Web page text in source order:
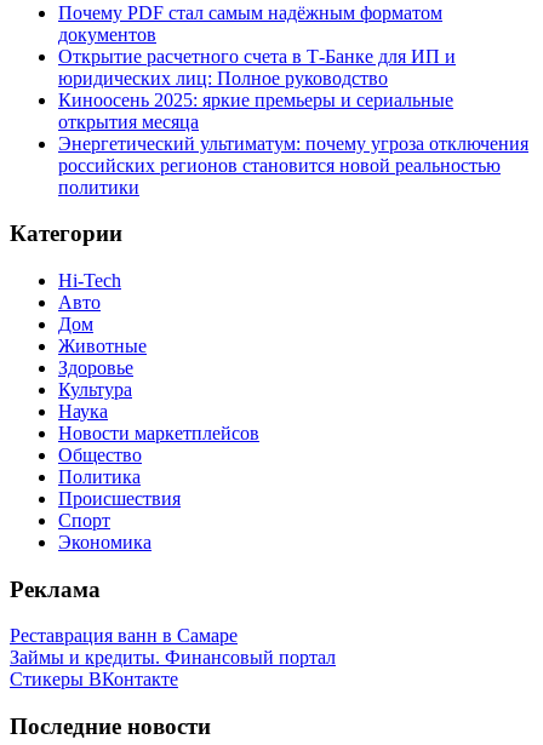
Почему PDF стал самым надёжным форматом
документов
Открытие расчетного счета в Т-Банке для ИП и
юридических лиц: Полное руководство
Киноосень 2025: яркие премьеры и сериальные
открытия месяца
Энергетический ультиматум: почему угроза отключения
российских регионов становится новой реальностью
политики
Категории
Hi-Tech
Авто
Дом
Животные
Здоровье
Культура
Наука
Новости маркетплейсов
Общество
Политика
Происшествия
Спорт
Экономика
Реклама
Реставрация ванн в Самаре
Займы и кредиты. Финансовый портал
Стикеры ВКонтакте
Последние новости